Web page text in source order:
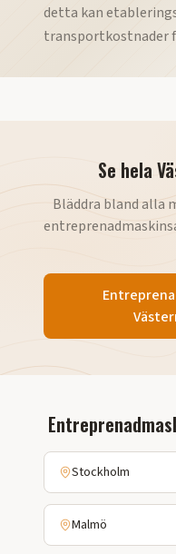
detta kan
transportkostnader
Se hela
Bläddra bland alla
Stockholm
Malmö